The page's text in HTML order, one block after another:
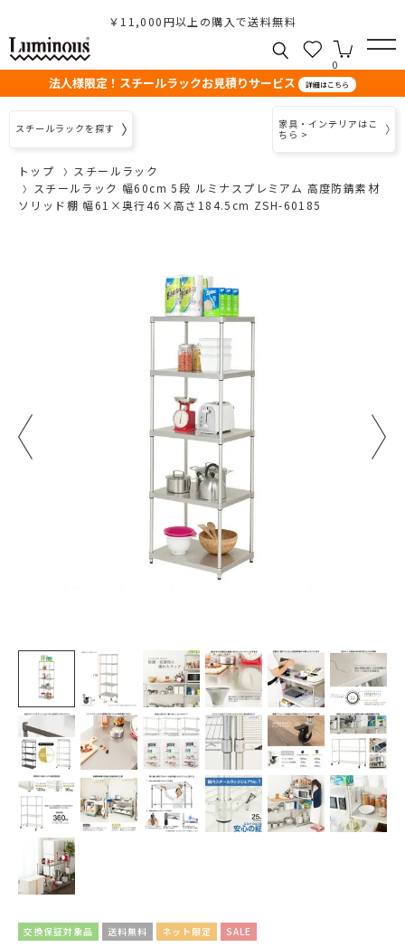
￥11,000円以上の購入で送料無料
0
法人様限定！スチールラックお見積りサービス 詳細はこちら
スチールラックを探す
家具・インテリアはこ
ちら >
トップ
スチールラック
スチールラック 幅60cm 5段 ルミナスプレミアム 高度防錆素材
ソリッド棚 幅61×奥行46×高さ184.5cm ZSH-60185
交換保証対象品 送料無料 ネット限定 SALE